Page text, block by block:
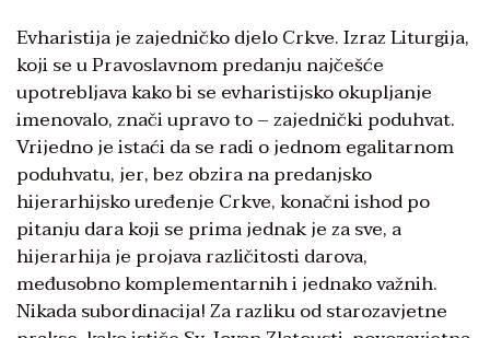
Evharistija je zajedničko djelo Crkve. Izraz Liturgija,
koji se u Pravoslavnom predanju najčešće
upotrebljava kako bi se evharistijsko okupljanje
imenovalo, znači upravo to – zajednički poduhvat.
Vrijedno je istaći da se radi o jednom egalitarnom
poduhvatu, jer, bez obzira na predanjsko
hijerarhijsko uređenje Crkve, konačni ishod po
pitanju dara koji se prima jednak je za sve, a
hijerarhija je projava različitosti darova,
međusobno komplementarnih i jednako važnih.
Nikada subordinacija! Za razliku od starozavjetne